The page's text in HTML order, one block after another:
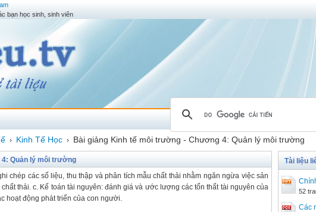
bạn học sinh, sinh viên
› Kinh Tế Học › Bài giảng Kinh tế môi trường - Chương 4: Quản lý môi trường
Quản lý môi trường
chép các số liệu, thu thập và phân tích mẫu chất thải nhằm ngăn ngừa việc sản
thải. c. Kế toán tài nguyên: đánh giá và ước lượng các tổn thất tài nguyên của
hoạt động phát triển của con người.
Tài liệu
52
Các